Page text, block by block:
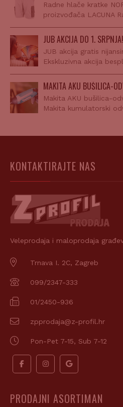
Radne hlače kratke
proizvođača LACUNA
JUB AKCIJA DO 1. SRPNJA!
JUB akcija gratis
Ekskluzivna akcija
MAKITA AKU BUŠILICA-
Makita AKU bušilica-
Makita kumulatorski
KONTAKTIRAJTE NAS
Veleprodaja i maloprodaja
Trnava I. 2C, Zagreb
099/2347-333
01/2450-936
zpprodaja@z-profil.hr
Pon-Pet 7-15, Sub 7-12
PRODAJNI ASORTIMAN